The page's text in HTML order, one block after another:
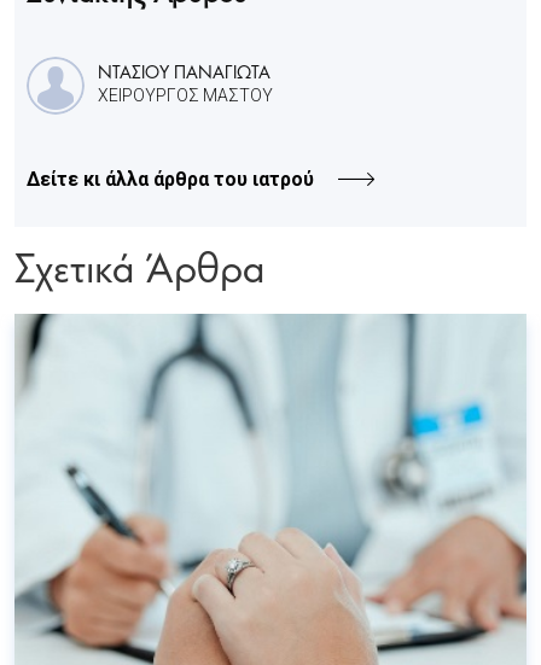
ΝΤΑΣΙΟΥ ΠΑΝΑΓΙΩΤΑ
ΧΕΙΡΟΥΡΓΟΣ ΜΑΣΤΟΥ
Δείτε κι άλλα άρθρα του ιατρού
Σχετικά Άρθρα